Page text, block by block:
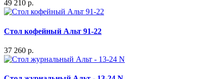
49 210 р.
Стол кофейный Альт 91-22
37 260 р.